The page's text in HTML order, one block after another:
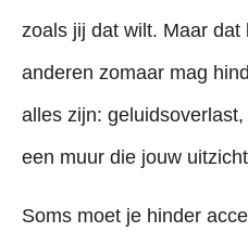
zoals jij dat wilt. Maar
anderen zomaar mag
alles zijn:
een muur die jouw
Soms moet je hinder